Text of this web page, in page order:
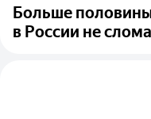
Больше
в России не